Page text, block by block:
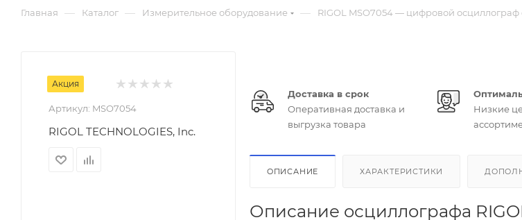
Главная — Каталог — Измерительное оборудование — RIGOL MSO7054 — цифровой
Акция
Артикул: MSO7054
RIGOL TECHNOLOGIES, Inc.
Доставка в срок
Оперативная доставка и
выгрузка товара
Низкие
ОПИСАНИЕ ХАРАКТЕРИСТИКИ
Описание осциллографа